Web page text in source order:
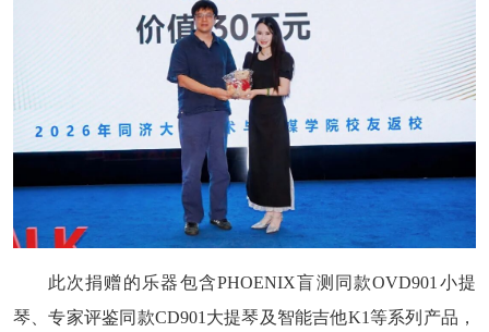
此次捐赠的乐器包含PHOENIX盲测同款OVD901小提
琴、专家评鉴同款CD901大提琴及智能吉他K1等系列产品，